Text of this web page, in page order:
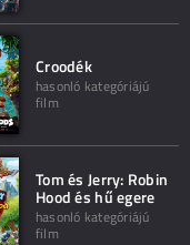
Croodék
hasonló kategóriájú
film
Tom és Jerry: Robin
Hood és hű egere
hasonló kategóriájú
film